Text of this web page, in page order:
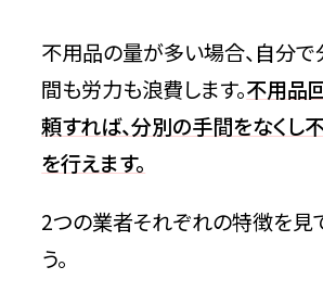
生活の変化で不要になりや
合
大量の不用品がある方向け
不用品の量が多い場合、自分
間も労力も浪費します。不用品
頼すれば、分別の手間をなくし
を行えます。
2つの業者それぞれの特徴を見
う。